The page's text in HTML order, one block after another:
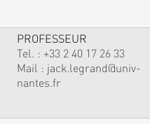
PROFESSEUR
Tel. : +33 2 40 17 26 33
Mail : jack.legrand@univ-
nantes.fr